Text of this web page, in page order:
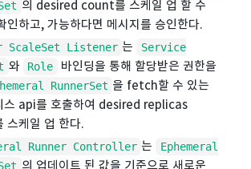
의 desired count를 스케일 업 할 수
인하고, 가능하다면 메시지를 승인한다.
ScaleSet Listener 는
Service
와 Role
바인딩을 통해 할당받은 권한을
RunnerSet 을 fetch할 수 있는
스 api를 호출하여 desired replicas
스케일 업 한다.
Runner Controller 는
Ephemeral
의 업데이트 된 값을 기준으로 새로운